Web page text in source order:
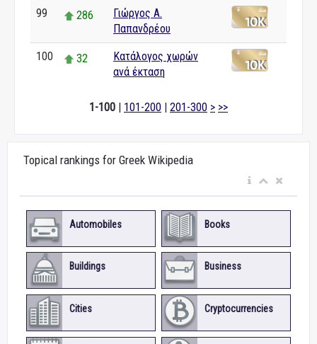
99 286
Γιώργος Α.
Παπανδρέου
100 32
Κατάλογος χωρών
ανά έκταση
1-100 | 101-200 | 201-300 > >>
Topical rankings for Greek Wikipedia
Automobiles Books
Buildings Business
Cities Cryptocurrencies